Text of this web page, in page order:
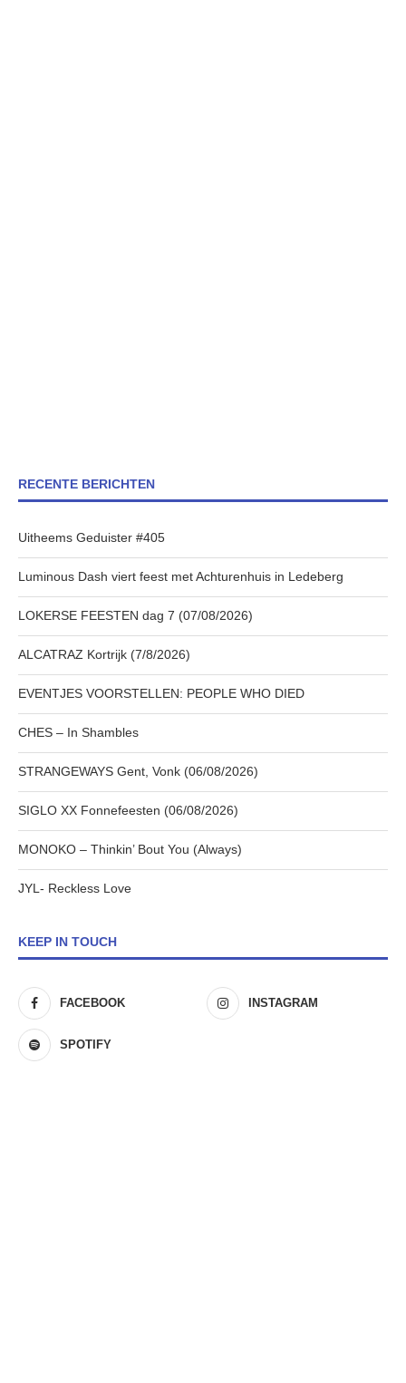
RECENTE BERICHTEN
Uitheems Geduister #405
Luminous Dash viert feest met Achturenhuis in Ledeberg
LOKERSE FEESTEN dag 7 (07/08/2026)
ALCATRAZ Kortrijk (7/8/2026)
EVENTJES VOORSTELLEN: PEOPLE WHO DIED
CHES – In Shambles
STRANGEWAYS Gent, Vonk (06/08/2026)
SIGLO XX Fonnefeesten (06/08/2026)
MONOKO – Thinkin’ Bout You (Always)
JYL- Reckless Love
KEEP IN TOUCH
FACEBOOK INSTAGRAM
SPOTIFY